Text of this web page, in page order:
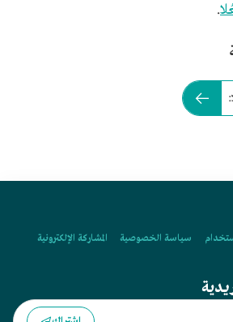
.
سياسة الخصوصية
المشاركة الإلكترونية